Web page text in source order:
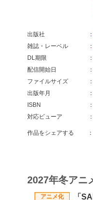
出版社
：
雑誌・レーベル
：
DL期限
：
配信開始日
：
ファイルサイズ
：
出版年月
：
ISBN
：
対応ビューア
：
作品をシェアする ：
2027年冬アニ
アニメ化 「